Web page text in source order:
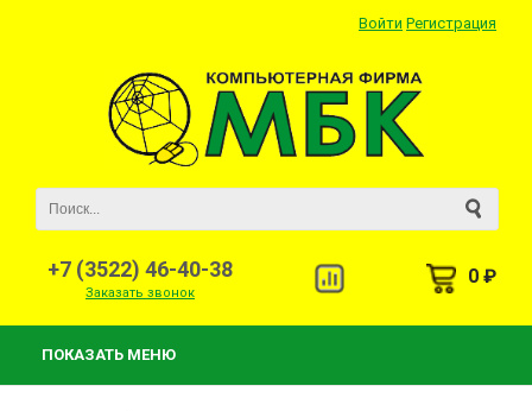
Войти Регистрация
+7 (3522) 46-40-38
Заказать звонок
0 ₽
ПОКАЗАТЬ МЕНЮ